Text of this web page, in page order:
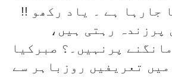
جارہا ہے ۔ یاد رکھو !!
پرزندہ رہتی ہیں،
پرنہیں۔؟ صبرکیا
تعریفیں روزباہر سے